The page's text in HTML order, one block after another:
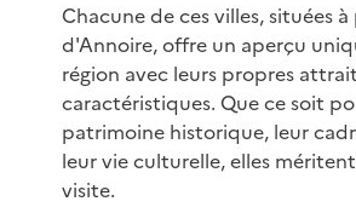
Chacune de ces villes, situées
d'Annoire, offre un aperçu
région avec leurs propres
caractéristiques. Que ce soit
patrimoine historique, leur
leur vie culturelle, elles
visite.